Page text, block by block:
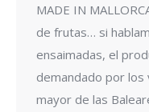
MADE IN
de frutas… si
ensaimadas, el
demandado por los
mayor de las